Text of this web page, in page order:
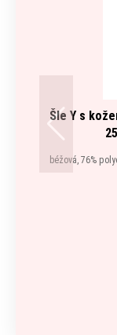
Šle Y s
béžová, 76%